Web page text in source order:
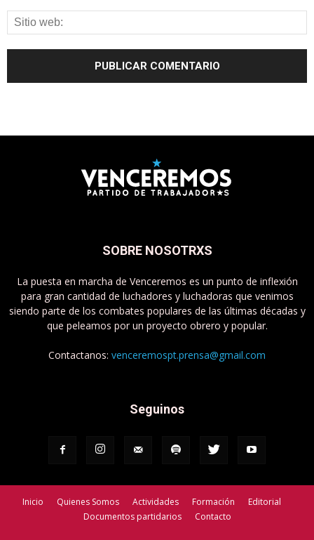
SOBRE NOSOTRXS
La puesta en marcha de Venceremos es un punto de inflexión
para gran cantidad de luchadores y luchadoras que venimos
siendo parte de los combates populares de las últimas décadas y
que peleamos por un proyecto obrero y popular.
Contactanos: venceremospt.prensa@gmail.com
Seguinos
Inicio Quienes Somos Actividades Formación
Editorial
Documentos partidarios
Contacto